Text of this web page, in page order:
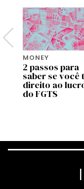
MONEY
2 passos para
saber se você
direito ao
do FGTS